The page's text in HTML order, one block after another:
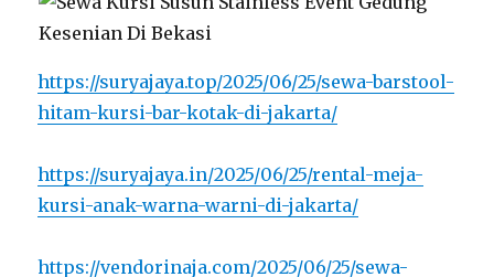
https://suryajaya.top/2025/06/25/sewa-barstool-
hitam-kursi-bar-kotak-di-jakarta/
https://suryajaya.in/2025/06/25/rental-meja-
kursi-anak-warna-warni-di-jakarta/
https://vendorinaja.com/2025/06/25/sewa-